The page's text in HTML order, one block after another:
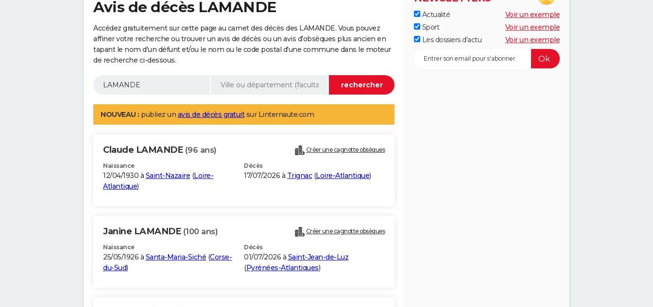
Avis de décès LAMANDE
Accédez gratuitement sur cette page au carnet des décès des LAMANDE. Vous pouvez
affiner votre recherche ou trouver un avis de décès ou un avis d'obsèques plus ancien en
tapant le nom d'un défunt et/ou le nom ou le code postal d'une commune dans le moteur
de recherche ci-dessous.
NOUVEAU : publiez un avis de décès gratuitsur Linternaute.com
Claude LAMANDE (96 ans) Créer une cagnotte obsèques
Naissance
12/04/1930 à Saint-Nazaire (Loire-
Atlantique)
Décès
17/07/2026 à Trignac(Loire-Atlantique)
Janine LAMANDE (100 ans) Créer une cagnotte obsèques
Naissance
25/05/1926 à Santa-Maria-Siché (Corse-
du-Sud)
Décès
01/07/2026 à Saint-Jean-de-Luz
(Pyrénées-Atlantiques)
Actualité
Voir un exemple
Sport
Voir un exemple
Les dossiers d'actu
Voir un exemple